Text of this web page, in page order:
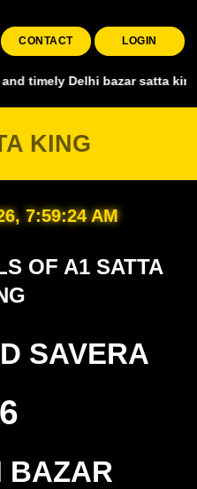
CONTACT LOGIN
bazar satta king,
KING
7:59:25 AM
OF A1 SATTA
SAVERA
BAZAR